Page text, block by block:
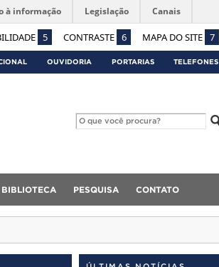
5 CONTRASTE 6 MAPA DO SITE 7
à informação Legislação Canais
OUVIDORIA PORTARIAS TELEFONES
BIBLIOTECA PESQUISA CONTATO